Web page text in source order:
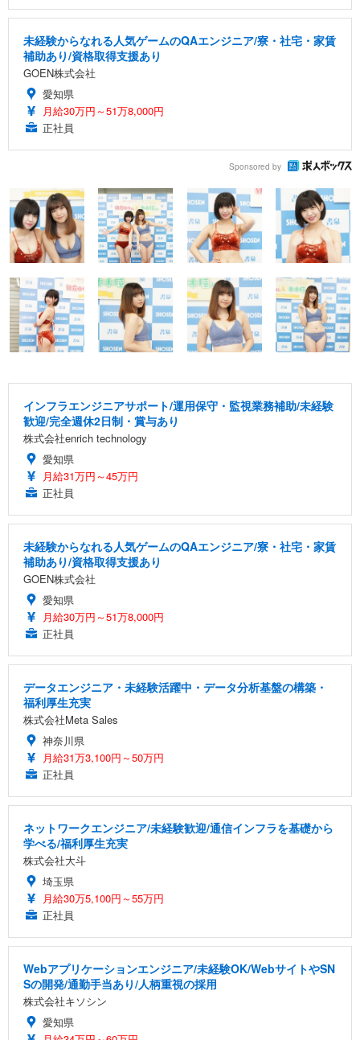
未経験からなれる人気ゲームのQAエンジニア/寮・社宅・家賃
補助あり/資格取得支援あり
GOEN株式会社
愛知県
月給30万円～51万8,000円
正社員
Sponsored by
インフラエンジニアサポート/運用保守・監視業務補助/未経験
歓迎/完全週休2日制・賞与あり
株式会社enrich technology
愛知県
月給31万円～45万円
正社員
未経験からなれる人気ゲームのQAエンジニア/寮・社宅・家賃
補助あり/資格取得支援あり
GOEN株式会社
愛知県
月給30万円～51万8,000円
正社員
データエンジニア・未経験活躍中・データ分析基盤の構築・
福利厚生充実
株式会社Meta Sales
神奈川県
月給31万3,100円～50万円
正社員
ネットワークエンジニア/未経験歓迎/通信インフラを基礎から
学べる/福利厚生充実
株式会社大斗
埼玉県
月給30万5,100円～55万円
正社員
Webアプリケーションエンジニア/未経験OK/WebサイトやSN
Sの開発/通勤手当あり/人柄重視の採用
株式会社キソシン
愛知県